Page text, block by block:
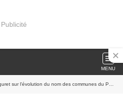
Publicité
MENU
sur l'évolution du nom des communes du Perche